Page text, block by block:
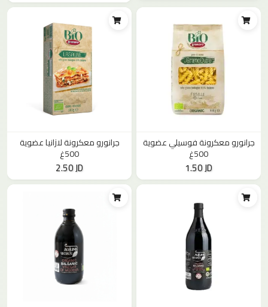
جرانورو معكرونة فوسيلي عضوية
500غ
1.50 JD
جرانورو معكرونة لازانيا عضوية
500غ
2.50 JD